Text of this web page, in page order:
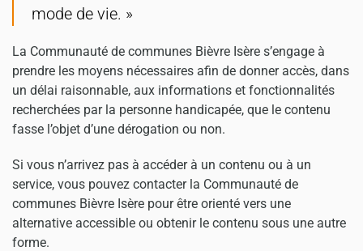
mode de vie. »
La Communauté de communes Bièvre Isère s’engage à
prendre les moyens nécessaires afin de donner accès, dans
un délai raisonnable, aux informations et fonctionnalités
recherchées par la personne handicapée, que le contenu
fasse l’objet d’une dérogation ou non.
Si vous n’arrivez pas à accéder à un contenu ou à un
service, vous pouvez contacter la Communauté de
communes Bièvre Isère pour être orienté vers une
alternative accessible ou obtenir le contenu sous une autre
forme.